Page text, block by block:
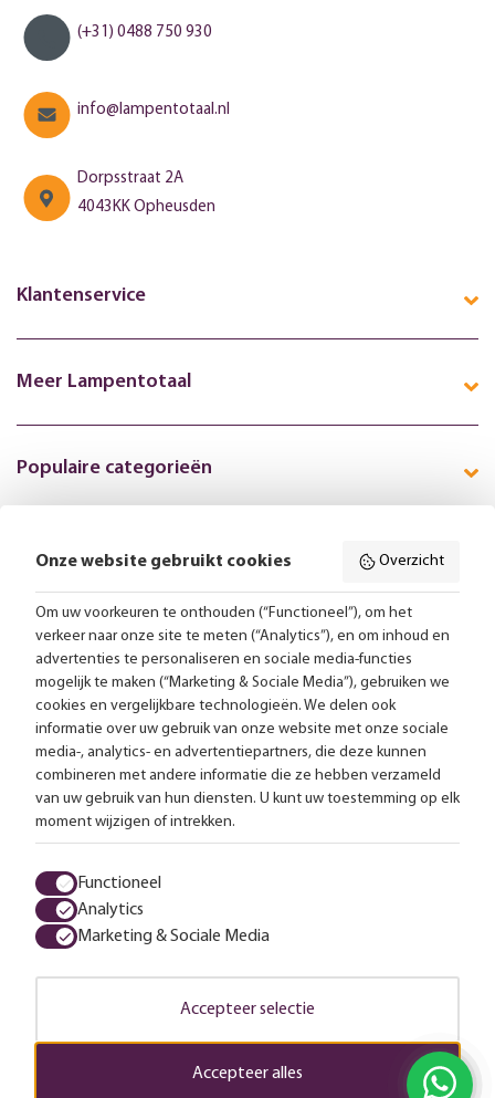
(+31) 0488 750 930
info@lampentotaal.nl
Dorpsstraat 2A
4043KK Opheusden
Klantenservice
Meer Lampentotaal
Populaire categorieën
Volg ons online:
Gratis bezorging vanaf 99,-
Advies op maat
Meer dan 25.000 lampen op voorraad
4.57 uit 2853 reviews
Algemene voorwaarden
Onze website gebruikt cookies Overzicht
Om uw voorkeuren te onthouden (“Functioneel”), om het
verkeer naar onze site te meten (“Analytics”), en om inhoud en
advertenties te personaliseren en sociale media-functies
mogelijk te maken (“Marketing & Sociale Media”), gebruiken we
cookies en vergelijkbare technologieën. We delen ook
informatie over uw gebruik van onze website met onze sociale
media-, analytics- en advertentiepartners, die deze kunnen
combineren met andere informatie die ze hebben verzameld
van uw gebruik van hun diensten. U kunt uw toestemming op elk
moment wijzigen of intrekken.
Functioneel
Analytics
Marketing & Sociale Media
Accepteer selectie
Accepteer alles